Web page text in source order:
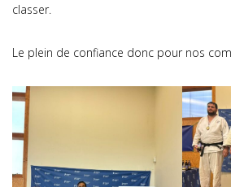
classer.
Le plein de confiance donc pour nos